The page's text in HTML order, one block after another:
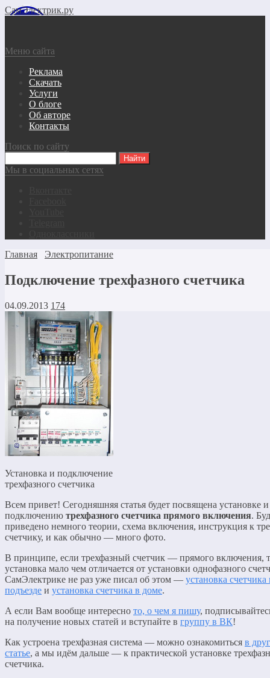
СамЭлектрик.ру
Меню сайта
Реклама
Скачать
Услуги
О блоге
Об авторе
Контакты
Поиск по сайту
Мы в социальных сетях
Главная
Электропитание
Подключение трехфазного счетчика
04.09.2013 174
Установка и подключение
трехфазного счетчика
Всем привет! Сегодняшняя статья будет посвящена установке и
подключению трехфазного счетчика прямого включения.
приведено немного теории, схема включения, инструкция к
счетчику, и как обычно — много фото.
В принципе, если трехфазный счетчик — прямого включения,
установка мало чем отличается от установки однофазного
СамЭлектрике не раз уже писал об этом — установка счетчика
подъезде и установка счетчика в доме.
А если Вам вообще интересно то, о чем я пишу,
на получение новых статей и вступайте в группу в ВК!
Как устроена трехфазная система — можно ознакомиться в
статье, а мы идём дальше — к практической установке
счетчика.